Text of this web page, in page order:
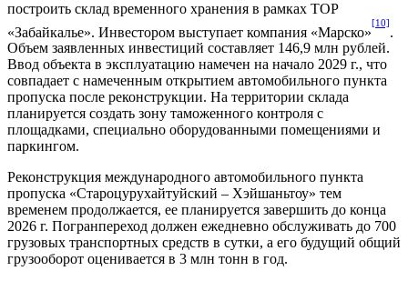
построить склад временного хранения в рамках ТОР
«Забайкалье». Инвестором выступает компания «Марско»
[10]
Объем заявленных инвестиций составляет 146,9 млн рублей.
Ввод объекта в эксплуатацию намечен на начало 2029 г., что
совпадает с намеченным открытием автомобильного пункта
пропуска после реконструкции. На территории склада
планируется создать зону таможенного контроля с
площадками, специально оборудованными помещениями и
паркингом.
Реконструкция международного автомобильного пункта
пропуска «Староцурухайтуйский – Хэйшаньтоу» тем
временем продолжается, ее планируется завершить до конца
2026 г. Погранпереход должен ежедневно обслуживать до 700
грузовых транспортных средств в сутки, а его будущий общий
грузооборот оценивается в 3 млн тонн в год.